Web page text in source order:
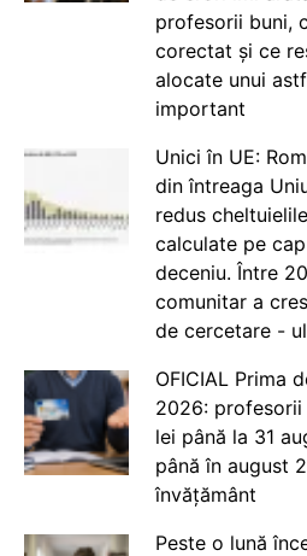
profesorii buni,
corectat și ce
alocate unui
important
Unici în UE:
din întreaga
redus
calculate pe
deceniu. Între
comunitar a
de cercetare -
OFICIAL Prima
2026: profesorii
lei până la 31
până în august
învățământ
Peste o lună